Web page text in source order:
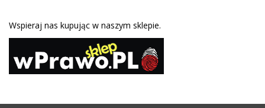
Wspieraj nas kupując w naszym sklepie.